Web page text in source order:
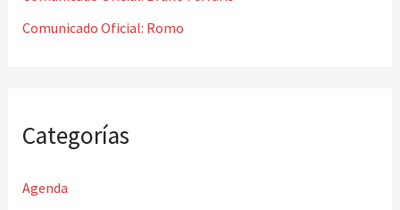
Comunicado Oficial: Romo
Categorías
Agenda